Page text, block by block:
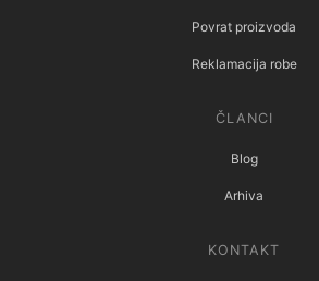
Povrat proizvoda
Reklamacija robe
ČLANCI
Blog
Arhiva
KONTAKT